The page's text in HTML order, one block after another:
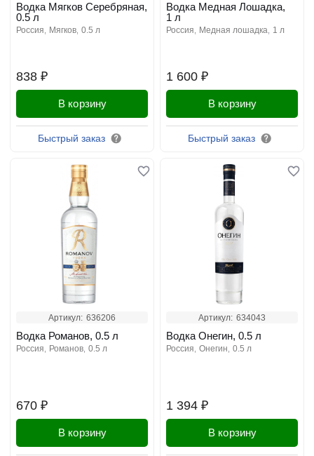
838 ₽
Водка Мягков Серебряная,
0.5 л
россия мягков 0.5 л
В корзину
Быстрый заказ
1 600 ₽
Водка Медная Лошадка,
1 л
россия медная лошадка 1 л
В корзину
Быстрый заказ
Артикул: 636206
670 ₽
Водка Романов, 0.5 л
россия романов 0.5 л
В корзину
Артикул: 634043
1 394 ₽
Водка Онегин, 0.5 л
россия онегин 0.5 л
В корзину